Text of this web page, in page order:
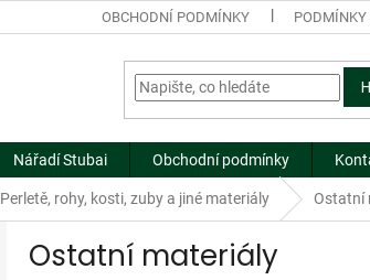
OBCHODNÍ PODMÍNKY PODMÍNKY
Nářadí Stubai Obchodní podmínky
Perletě, rohy, kosti, zuby a jiné materiály Ostatní
Ostatní materiály